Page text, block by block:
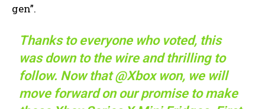
gen”.
Thanks to everyone who voted, this
was down to the wire and thrilling to
follow. Now that@Xboxwon, we will
move forward on our promise to make